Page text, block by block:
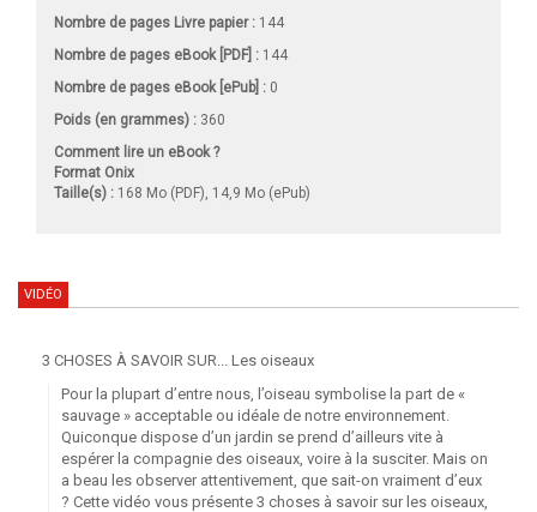
Nombre de pages Livre papier: 144
Nombre de pages eBook [PDF] : 144
Nombre de pages eBook [ePub] : 0
Poids (en grammes) : 360
Comment lire un eBook ?
Format Onix
Taille(s) : 168 Mo (PDF), 14,9 Mo (ePub)
VIDÉO
3 CHOSES À SAVOIR SUR... Les oiseaux
Pour la plupart d’entre nous, l’oiseau symbolise la part de «
sauvage » acceptable ou idéale de notre environnement.
Quiconque dispose d’un jardin se prend d’ailleurs vite à
espérer la compagnie des oiseaux, voire à la susciter. Mais on
a beau les observer attentivement, que sait-on vraiment d’eux
? Cette vidéo vous présente 3 choses à savoir sur les oiseaux,